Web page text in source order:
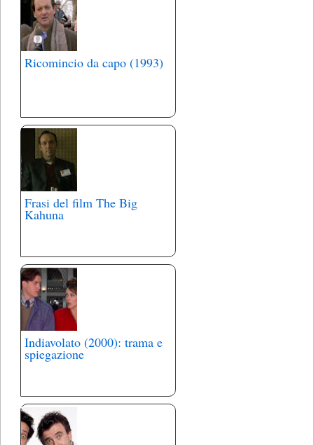
Ricomincio da capo (1993)
Frasi del film The Big
Kahuna
Indiavolato (2000): trama e
spiegazione